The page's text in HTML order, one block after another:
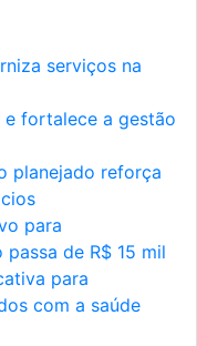
serviços na
e fortalece a gestão
planejado reforça
para
de R$ 15 mil
para
com a saúde